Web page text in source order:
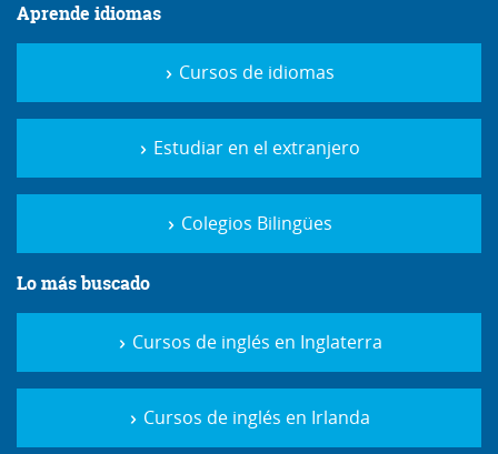
Aprende idiomas
Cursos de idiomas
Estudiar en el extranjero
Colegios Bilingües
Lo más buscado
Cursos de inglés en Inglaterra
Cursos de inglés en Irlanda